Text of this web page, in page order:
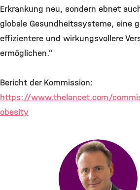
Erkrankung neu, sondern ebnet
globale Gesundheitssysteme, eine
effizientere und wirkungsvollere
ermöglichen.“
Bericht der Kommission:
https://www.thelancet.com/
obesity